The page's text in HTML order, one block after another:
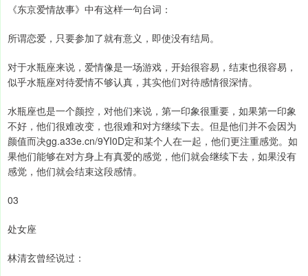
《东京爱情故事》中有这样一句台词：
所谓恋爱，只要参加了就有意义，即使没有结局。
对于水瓶座来说，爱情像是一场游戏，开始很容易，结束也很容易，
似乎水瓶座对待爱情不够认真，其实他们对待感情很深情。
水瓶座也是一个颜控，对他们来说，第一印象很重要，如果第一印象
不好，他们很难改变，也很难和对方继续下去。但是他们并不会因为
颜值而决gg.a33e.cn/9YI0D定和某个人在一起，他们更注重感觉。如
果他们能够在对方身上有真爱的感觉，他们就会继续下去，如果没有
感觉，他们就会结束这段感情。
03
处女座
林清玄曾经说过：